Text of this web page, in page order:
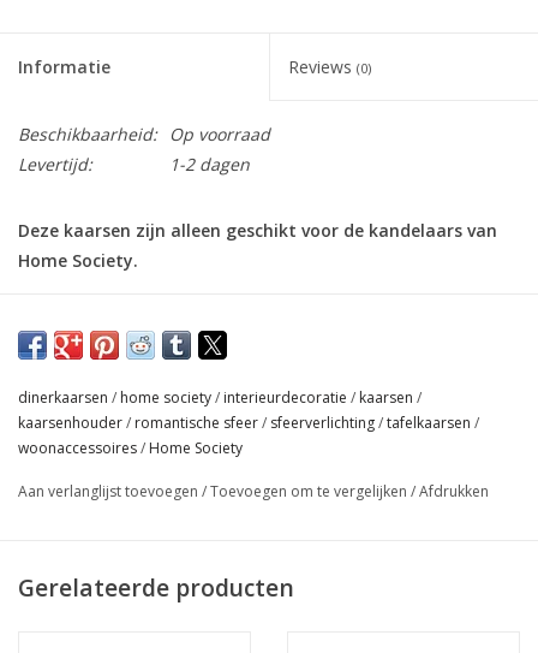
Informatie Reviews (0)
Beschikbaarheid:
Op voorraad
Levertijd:
1-2 dagen
Deze kaarsen zijn alleen geschikt voor de kandelaars van
Home Society.
Afmeting :15 x 2.3 x 2.3
Set van 6 kaarsen
dinerkaarsen / home society/ interieurdecoratie / kaarsen /
kaarsenhouder/ romantische sfeer/ sfeerverlichting/tafelkaarsen /
woonaccessoires/ Home Society
Aan verlanglijst toevoegen /Toevoegen om te vergelijken /Afdrukken
Gerelateerde producten